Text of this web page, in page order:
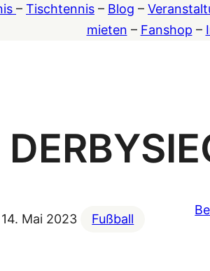
– Tischtennis – Blog –
mieten – Fanshop –
14. Mai 2023 Fußball